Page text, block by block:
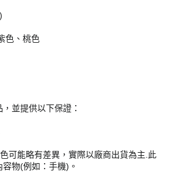
色、桃色
並提供以下保證：
可能略有差異，實際以廠商出貨為主.此
物(例如：手機)。